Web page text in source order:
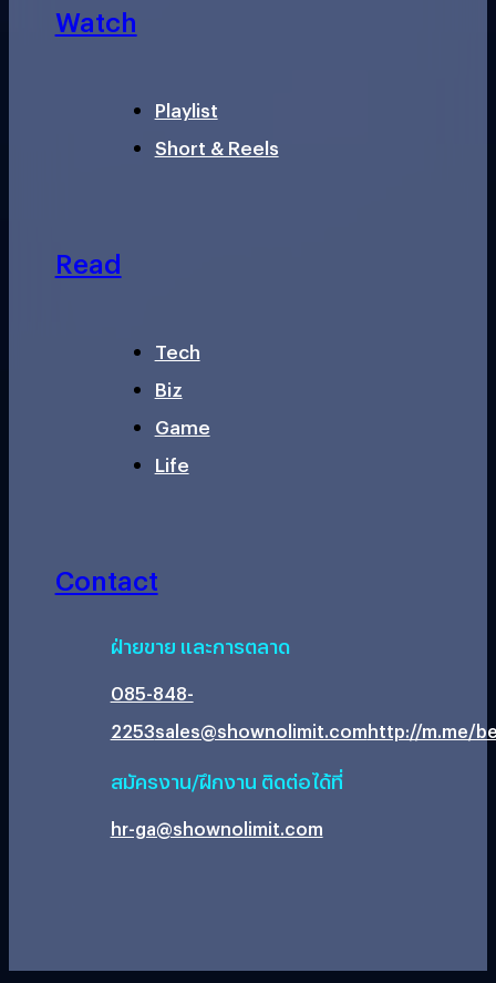
Watch
Playlist
Short & Reels
Read
Tech
Biz
Game
Life
Contact
ฝ่ายขาย และการตลาด
085-848-
2253sales@shownolimit.comhttp://m.me/
สมัครงาน/ฝึกงาน ติดต่อได้ที่
hr-ga@shownolimit.com